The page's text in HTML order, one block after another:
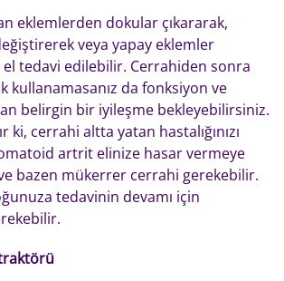
eklemlerden dokular çıkararak,
veya yapay eklemler
el tedavi edilebilir. Cerrahiden sonra
kullanamasanız da fonksiyon ve
belirgin bir iyileşme bekleyebilirsiniz.
ki, cerrahi altta yatan hastalığınızı
artrit elinize hasar vermeye
bazen mükerrer cerrahi gerekebilir.
tedavinin devamı için